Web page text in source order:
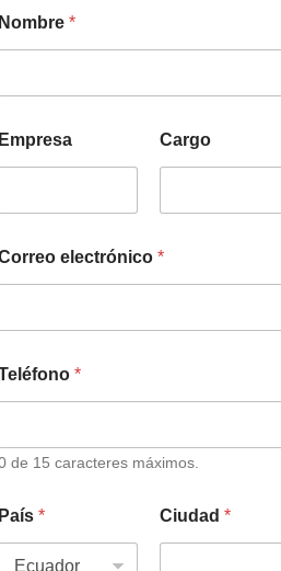
Nombre *
Empresa Cargo
electrónico *
*
de 15 caracteres máximos.
País * Ciudad *